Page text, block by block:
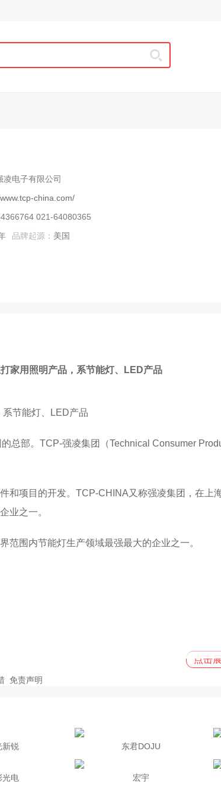
凌电子有限公司
china.com/
021-64080365
品牌起源： 美国
家用照明产品，系节能灯、LED产品
节能灯、LED产品
总部。TCP-强凌集团（Technical Consumer
项目的开发。TCP-CHINA又称强凌集团，在上
业之一。
范围内节能灯生产领域最强最大的企业之一。
点击
免责声明
新锐 东君DOJU
光电 宏宇